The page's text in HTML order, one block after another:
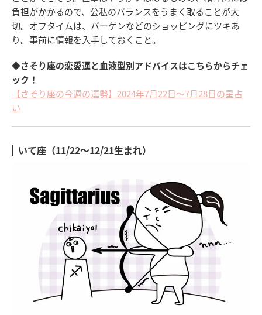
負担がかかるので、公私のバランスをうまく取ることが大
切。オフタイムは、バーゲンなどのショッピングにツキあ
り。事前に情報を入手しておくこと。
◆さそり座の恋愛運と血液型別アドバイスはこちらからチェ
ック！
【さそり座の今週の運勢】2024年7月22日～7月28日の星占
い
いて座（11/22～12/21生まれ）